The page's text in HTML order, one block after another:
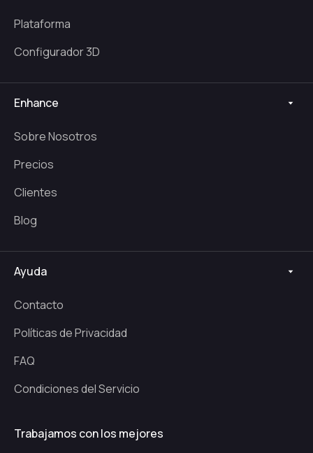
Plataforma
Configurador 3D
Enhance
Sobre Nosotros
Precios
Clientes
Blog
Ayuda
Contacto
Políticas de Privacidad
FAQ
Condiciones del Servicio
Trabajamos con los mejores